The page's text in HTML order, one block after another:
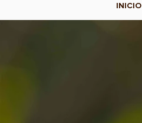
INICIO